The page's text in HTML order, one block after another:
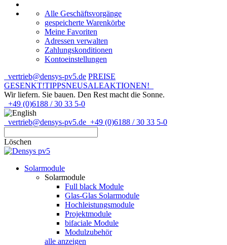
Alle Geschäftsvorgänge
gespeicherte Warenkörbe
Meine Favoriten
Adressen verwalten
Zahlungskonditionen
Kontoeinstellungen
vertrieb@densys-pv5.de PREISE
GESENKT!TIPPSNEUSALEAKTIONEN!
Wir liefern. Sie bauen. Den Rest macht die Sonne.
+49 (0)6188 / 30 33 5-0
vertrieb@densys-pv5.de +49 (0)6188 / 30 33 5-0
Löschen
Solarmodule
Solarmodule
Full black Module
Glas-Glas Solarmodule
Hochleistungsmodule
Projektmodule
bifaciale Module
Modulzubehör
alle anzeigen